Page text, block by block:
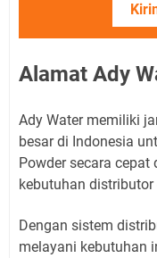
Alamat Ady
Ady Water memiliki
besar di Indonesia
Powder secara
kebutuhan
Dengan sistem
melayani kebutuhan